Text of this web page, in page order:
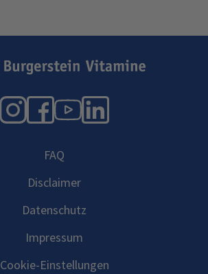
Instagram
Facebook
YouTube
LinkedIn
FAQ
Disclaimer
Datenschutz
Impressum
Cookie-Einstellungen